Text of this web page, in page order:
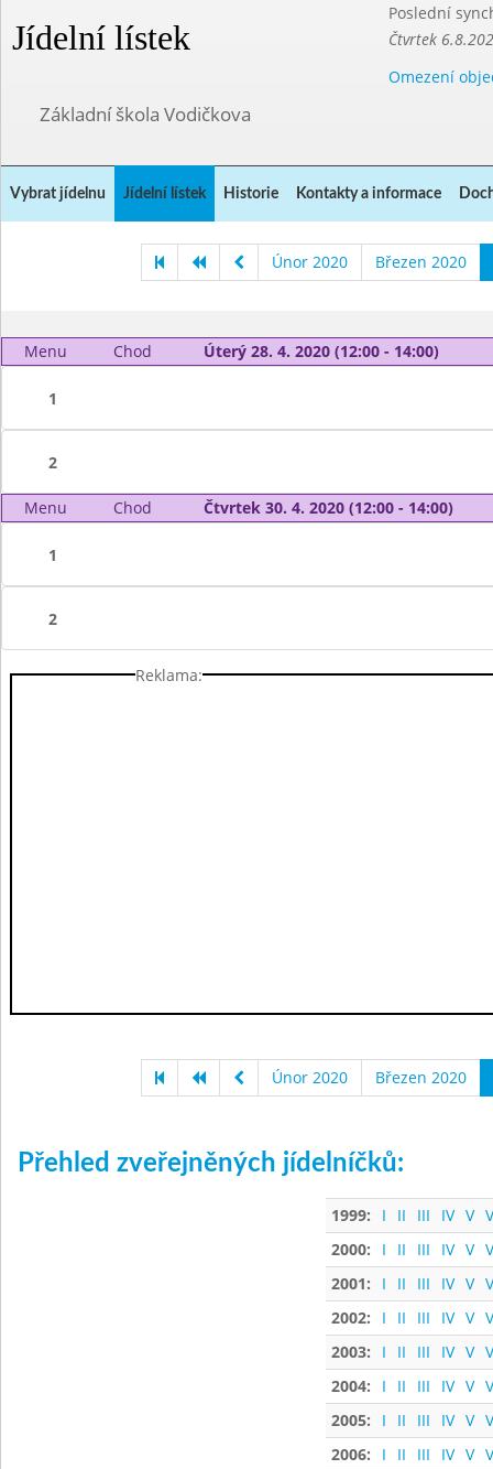
Jídelní lístek
Poslední
Čtvrtek
Omezení
Základní škola Vodičkova
Vybrat jídelnu Jídelní lístek Historie Kontakty a informace
Únor 2020 Březen 2020
Menu Chod Úterý 28. 4. 2020 (12:00 - 14:00)
1
2
Menu Chod Čtvrtek 30. 4. 2020 (12:00 - 14:00)
1
2
Reklama:
Únor 2020 Březen 2020
Přehled zveřejněných jídelníčků:
1999: I II III IV V
2000:
I II III IV V
2001:
I II III IV V
2002:
I II III IV V
2003:
I II III IV V
2004:
I II III IV V
2005:
I II III IV V
2006:
I II III IV V